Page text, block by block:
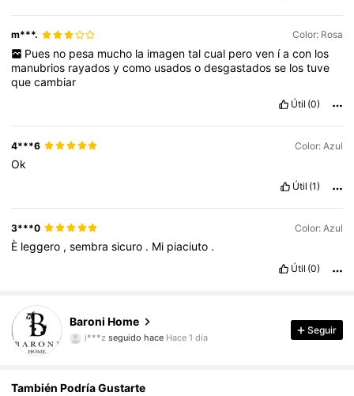
m***. Color: Rosa
Pues no pesa mucho la imagen tal cual pero ven ía con los
manubrios rayadosycomo usadosodesgastadosse lostuve
quecambiar
Útil (0)
4***6 Color: Azul
Ok
Útil (1)
3***0 Color: Azul
È leggero ,sembrasicuro . Mi piaciuto .
Útil (0)
Baroni Home
4,55
62 Seguidores
i***z seguido hace
4,55
62 Seguidores
4,55 62 Seguidores
Seguir
También Podría Gustarte